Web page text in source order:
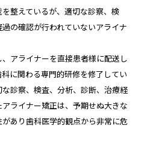
整えているが、適切な診察、検
の確認が行われていないアライナ
アライナーを直接患者様に配送し
に関わる専門的研修を修了してい
診察、検査、分析、診断、治療経
ライナー矯正は、予期せぬ大きな
あり歯科医学的観点から非常に危